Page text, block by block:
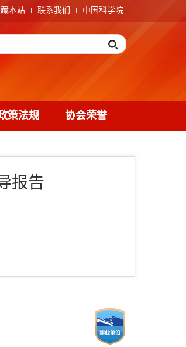
本站 联系我们 中国科学院
策法规 协会荣誉
报告